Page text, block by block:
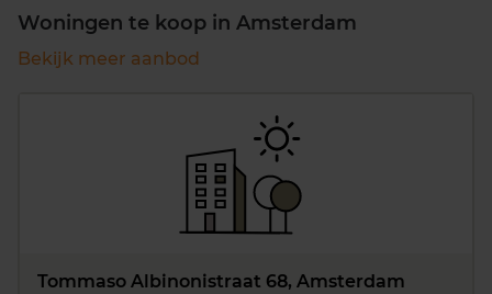
Woningen te koop in Amsterdam
Bekijk meer aanbod
Tommaso Albinonistraat 68, Amsterdam